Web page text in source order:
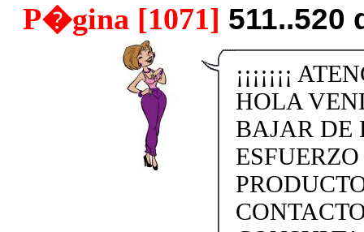
P�gina [1071] 511..520
¡¡¡¡¡¡¡
HOLA
BAJAR DE